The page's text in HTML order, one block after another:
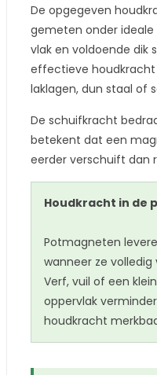
De opgegeven
gemeten onder
vlak en voldoende dik
effectieve houdkracht
laklagen, dun staal of
De schuifkracht
betekent dat een
eerder verschuift dan
Houdkracht in de
Potmagneten
wanneer ze volledig
Verf, vuil of een
oppervlak
houdkracht